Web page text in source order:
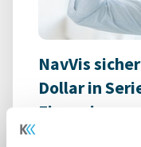
NavVis
Dollar in